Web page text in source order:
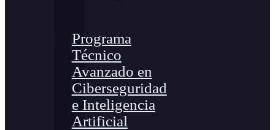
Programa
Técnico
Avanzado en
Ciberseguridad
e Inteligencia
Artificial